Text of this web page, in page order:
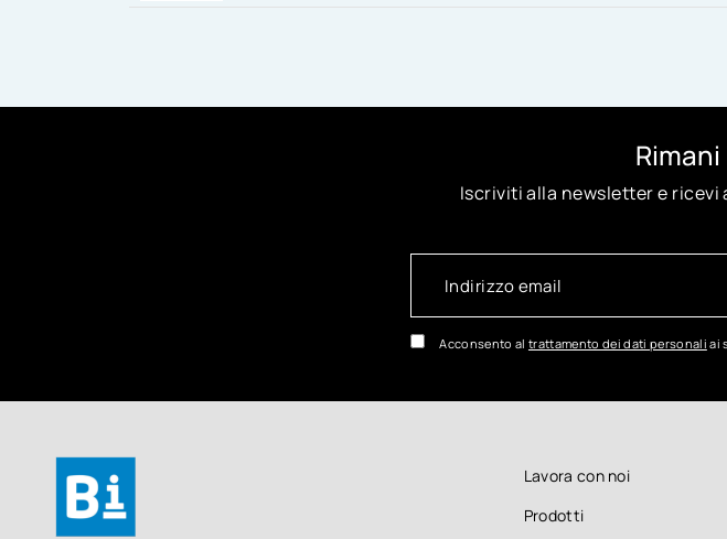
Iscriviti alla newsletter e
Acconsento al trattamento dei dati personali ai
Lavora con noi
Prodotti